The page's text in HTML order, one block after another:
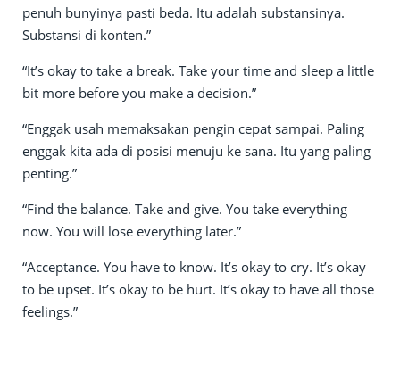
penuh bunyinya pasti beda. Itu adalah substansinya.
Substansi di konten.”
“It’s okay to take a break. Take your time and sleep a little
bit more before you make a decision.”
“Enggak usah memaksakan pengin cepat sampai. Paling
enggak kita ada di posisi menuju ke sana. Itu yang paling
penting.”
“Find the balance. Take and give. You take everything
now. You will lose everything later.”
“Acceptance. You have to know. It’s okay to cry. It’s okay
to be upset. It’s okay to be hurt. It’s okay to have all those
feelings.”